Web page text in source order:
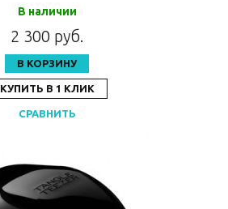
В наличии
2 300 руб.
В КОРЗИНУ
КУПИТЬ В 1 КЛИК
СРАВНИТЬ